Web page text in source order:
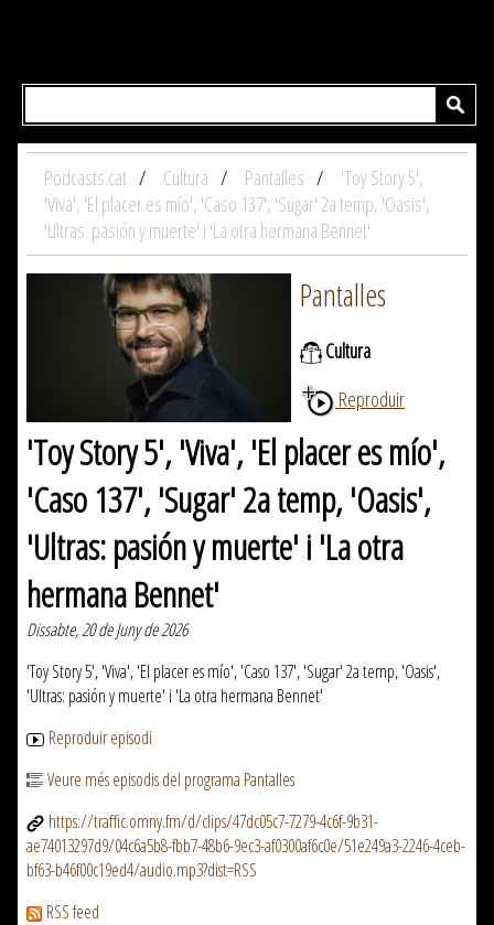
Podcasts.cat Cultura Pantalles
'Toy Story 5',
'Viva', 'El placer es mío', 'Caso 137', 'Sugar' 2a temp, 'Oasis',
'Ultras: pasión y muerte' i 'La otra hermana Bennet'
Pantalles
Cultura
Reproduir
'Toy Story 5', 'Viva', 'El placer es mío',
'Caso 137', 'Sugar' 2a temp, 'Oasis',
'Ultras: pasión y muerte' i 'La otra
hermana Bennet'
Dissabte, 20 de Juny de 2026
'Toy Story 5', 'Viva', 'El placer es mío', 'Caso 137', 'Sugar' 2a temp, 'Oasis',
'Ultras: pasión y muerte' i 'La otra hermana Bennet'
Reproduir episodi
Veure més episodis del programa Pantalles
https://traffic.omny.fm/d/clips/47dc05c7-7279-4c6f-9b31-
ae74013297d9/04c6a5b8-fbb7-48b6-9ec3-af0300af6c0e/51e249a3-2246-4ceb-
bf63-b46f00c19ed4/audio.mp3?dist=RSS
RSS feed